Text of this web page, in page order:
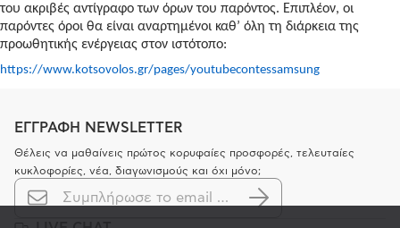
του ακριβές αντίγραφο των όρων του παρόντος. Επιπλέον, οι
παρόντες όροι θα είναι αναρτημένοι καθ’ όλη τη διάρκεια της
προωθητικής ενέργειας στον ιστότοπο:
https://www.kotsovolos.gr/pages/youtubecontessamsung
ΕΓΓΡΑΦΗ NEWSLETTER
Θέλεις να μαθαίνεις πρώτος κορυφαίες προσφορές, τελευταίες
κυκλοφορίες, νέα, διαγωνισμούς και όχι μόνο;